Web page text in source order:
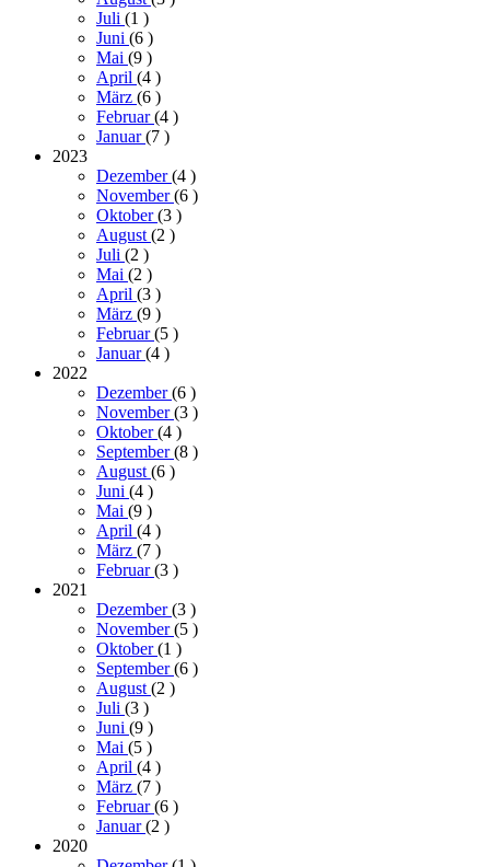
Juli (1 )
Juni (6 )
Mai (9 )
April (4 )
März (6 )
Februar(4 )
Januar(7 )
2023
Dezember(4 )
November(6 )
Oktober(3 )
August(2 )
Juli (2 )
Mai (2 )
April (3 )
März (9 )
Februar(5 )
Januar(4 )
2022
Dezember(6 )
November(3 )
Oktober(4 )
September(8 )
August(6 )
Juni (4 )
Mai (9 )
April (4 )
März (7 )
Februar(3 )
2021
Dezember(3 )
November(5 )
Oktober(1 )
September(6 )
August(2 )
Juli (3 )
Juni (9 )
Mai (5 )
April (4 )
März (7 )
Februar(6 )
Januar(2 )
2020